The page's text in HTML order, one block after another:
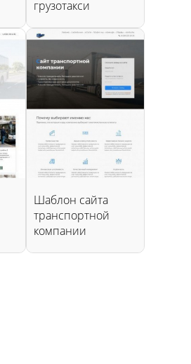
грузотакси
Шаблон сайта
транспортной
компании